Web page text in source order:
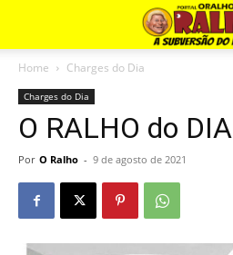
Home Charges do Dia
Charges do Dia
O RALHO do DIA
Por O Ralho - 9 de agosto de 2021